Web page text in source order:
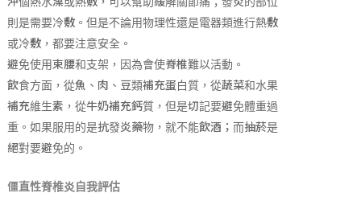
則是需要冷敷。但是不論用物理性還是電器類進行熱敷
或冷敷，都要注意安全。
避免使用束腰和支架，因為會使脊椎難以活動。
飲食方面，從魚、肉、豆類補充蛋白質，從蔬菜和水果
補充維生素，從牛奶補充鈣質，但是切記要避免體重過
重。如果服用的是抗發炎藥物，就不能飲酒；而抽菸是
絕對要避免的。
僵直性脊椎炎自我評估